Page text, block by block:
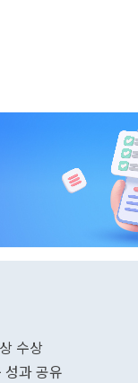
수상
과 공유